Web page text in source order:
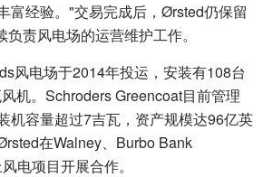
富经验。"交易完成后，Ørsted仍保留
责风电场的运营维护工作。
风电场于2014年投运，安装有108台
机。Schroders Greencoat目前管理
机容量超过7吉瓦，资产规模达96亿英
在Walney、Burbo Bank
电项目开展合作。